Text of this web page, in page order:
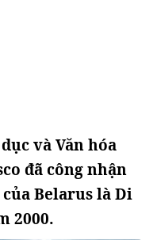
và Văn hóa
đã công nhận
Belarus là Di
2000.